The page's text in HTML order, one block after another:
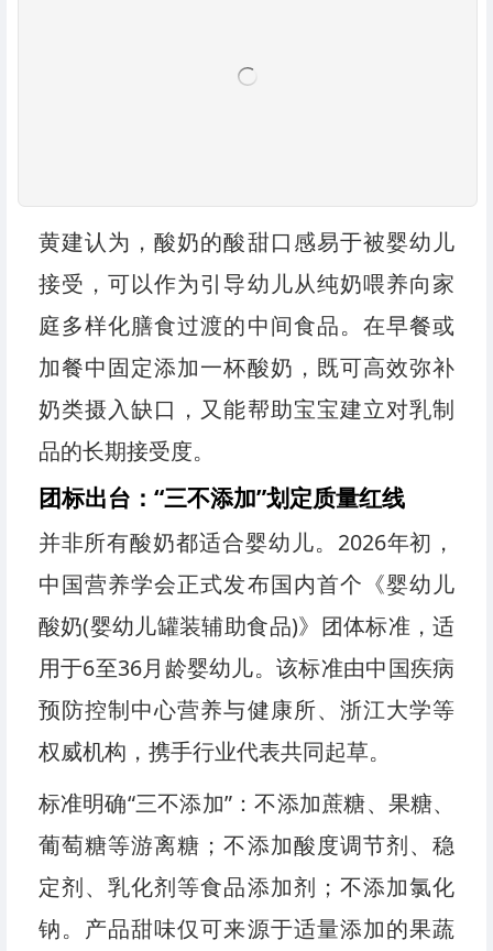
黄建认为，酸奶的酸甜口感易于被婴幼儿
接受，可以作为引导幼儿从纯奶喂养向家
庭多样化膳食过渡的中间食品。在早餐或
加餐中固定添加一杯酸奶，既可高效弥补
奶类摄入缺口，又能帮助宝宝建立对乳制
品的长期接受度。
团标出台：“三不添加”划定质量红线
并非所有酸奶都适合婴幼儿。2026年初，
中国营养学会正式发布国内首个《婴幼儿
酸奶(婴幼儿罐装辅助食品)》团体标准，适
用于6至36月龄婴幼儿。该标准由中国疾病
预防控制中心营养与健康所、浙江大学等
权威机构，携手行业代表共同起草。
标准明确“三不添加”：不添加蔗糖、果糖、
葡萄糖等游离糖；不添加酸度调节剂、稳
定剂、乳化剂等食品添加剂；不添加氯化
钠。产品甜味仅可来源于适量添加的果蔬